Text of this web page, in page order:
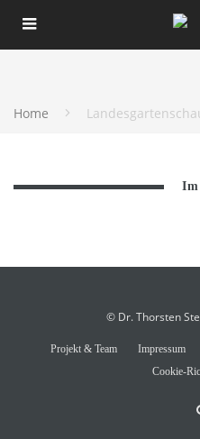
Home
Im
© Dr. Thorsten
Projekt & Team Impressum
Cookie-